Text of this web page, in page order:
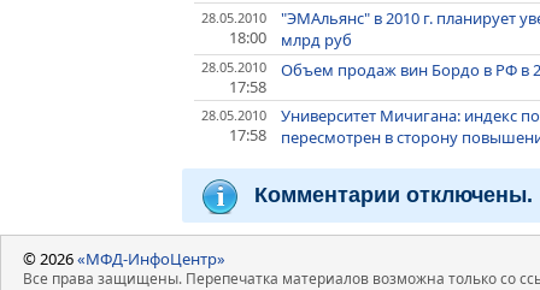
28.05.2010
18:00
"ЭМАльянс" в 2010 г. планирует
млрд руб
28.05.2010
17:58
Объем продаж вин Бордо в РФ в
28.05.2010
17:58
Университет Мичигана: индекс
пересмотрен в сторону
Комментарии отключены.
© 2026«МФД-ИнфоЦентр»
Все права защищены. Перепечатка материалов возможна только со